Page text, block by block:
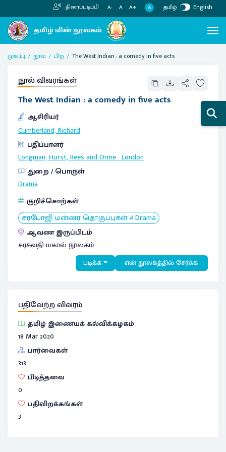
திரைப்படிப்பி A- A A+ A தமிழ் English
முகப்பு நூல் பிற The West Indian : a comedy in five acts
நூல் விவரங்கள்
The West Indian : a comedy in five acts
ஆசிரியர்
Cumberland, Richard
பதிப்பாளர்
Longman, Hurst, Rees and Orme:London
துறை / பொருள்
Drama
குறிச்சொற்கள்
சரபோஜி மன்னர் தொகுப்புகள் # Drama
ஆவண இருப்பிடம்
சரசுவதி மகால் நூலகம்
படிக்க என் நூலகத்தில் சேர்க்க
பதிவேற்ற விவரம்
தமிழ் இணையக் கல்விக்கழகம்
18 Mar 2020
பார்வைகள்
313
பிடித்தவை
0
பதிவிறக்கங்கள்
3